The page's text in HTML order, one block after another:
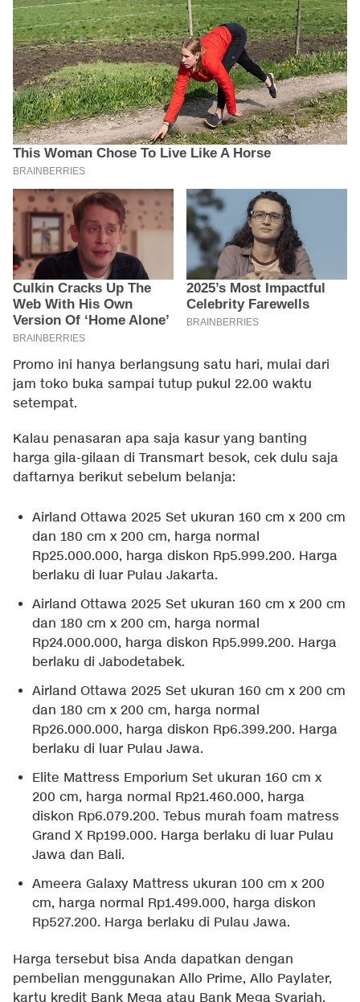
Promo ini hanya berlangsung satu hari, mulai dari
jam toko buka sampai tutup pukul 22.00 waktu
setempat.
Kalau penasaran apa saja kasur yang banting
harga gila-gilaan di Transmart besok, cek dulu saja
daftarnya berikut sebelum belanja:
Airland Ottawa 2025 Set ukuran 160 cm x 200 cm
dan 180 cm x 200 cm, harga normal
Rp25.000.000, harga diskon Rp5.999.200. Harga
berlaku di luar Pulau Jakarta.
Airland Ottawa 2025 Set ukuran 160 cm x 200 cm
dan 180 cm x 200 cm, harga normal
Rp24.000.000, harga diskon Rp5.999.200. Harga
berlaku di Jabodetabek.
Airland Ottawa 2025 Set ukuran 160 cm x 200 cm
dan 180 cm x 200 cm, harga normal
Rp26.000.000, harga diskon Rp6.399.200. Harga
berlaku di luar Pulau Jawa.
Elite Mattress Emporium Set ukuran 160 cm x
200 cm, harga normal Rp21.460.000, harga
diskon Rp6.079.200. Tebus murah foam matress
Grand X Rp199.000. Harga berlaku di luar Pulau
Jawa dan Bali.
Ameera Galaxy Mattress ukuran 100 cm x 200
cm, harga normal Rp1.499.000, harga diskon
Rp527.200. Harga berlaku di Pulau Jawa.
Harga tersebut bisa Anda dapatkan dengan
pembelian menggunakan Allo Prime, Allo Paylater,
kartu kredit Bank Mega atau Bank Mega Syariah.